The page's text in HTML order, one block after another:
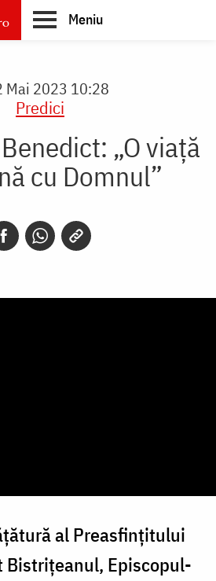
Meniu
Mai 2023 10:28
Predici
„O viață
cu Domnul”
al Preasfințitului
Bistrițeanul, Episcopul-